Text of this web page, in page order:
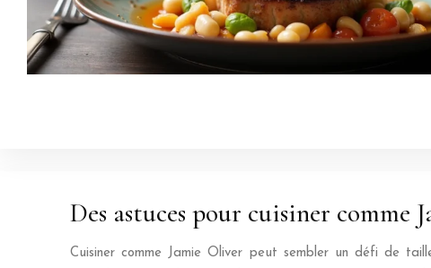
Des astuces pour cuisiner comme
Cuisiner comme Jamie Oliver peut sembler un défi de